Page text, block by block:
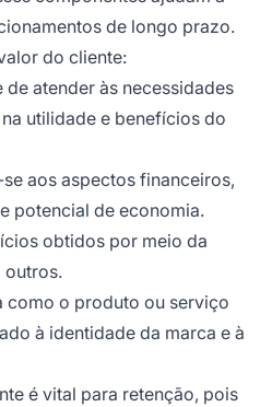
de longo prazo.
do cliente:
de atender às necessidades
utilidade e benefícios do
se aos aspectos financeiros,
potencial de economia.
obtidos por meio da
outros.
como o produto ou serviço
à identidade da marca e à
é vital para retenção, pois